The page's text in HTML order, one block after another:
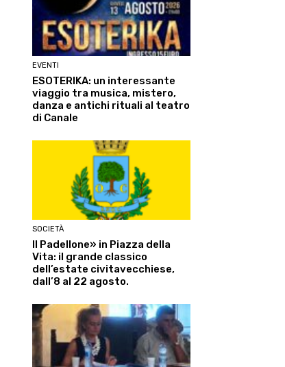
EVENTI
ESOTERIKA: un interessante
viaggio tra musica, mistero,
danza e antichi rituali al teatro
di Canale
SOCIETÀ
Il Padellone» in Piazza della
Vita: il grande classico
dell’estate civitavecchiese,
dall’8 al 22 agosto.